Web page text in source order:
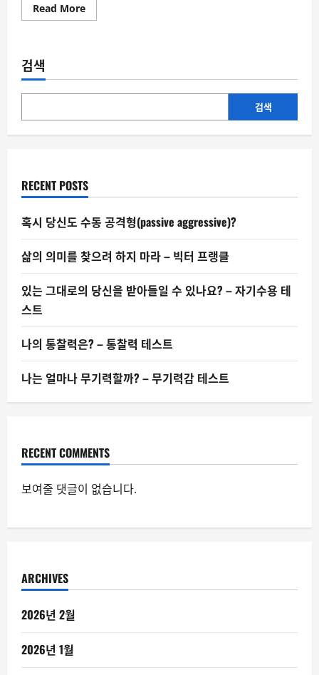
Read MoreRead
more
럼]
억
둑
을
준
마
지
조
력
자
분’
검색
검색
RECENT POSTS
혹시 당신도 수동 공격형(passive aggressive)?
삶의 의미를 찾으려 하지 마라 – 빅터 프랭클
있는 그대로의 당신을 받아들일 수 있나요? – 자기수용 테
스트
나의 통찰력은? – 통찰력 테스트
나는 얼마나 무기력할까? – 무기력감 테스트
RECENT COMMENTS
보여줄 댓글이 없습니다.
ARCHIVES
2026년 2월
2026년 1월